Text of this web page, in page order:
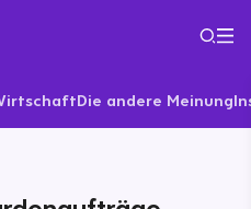
Die andere Meinung